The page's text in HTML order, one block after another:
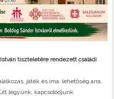
István tiszteletére rendezett családi
játék és ima: lehetőség arra,
legyünk, kapcsolódjunk